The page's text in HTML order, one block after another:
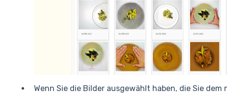
Wenn Sie die Bilder ausgewählt haben, die Sie